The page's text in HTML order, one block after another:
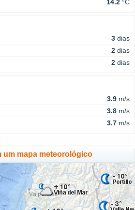
14.2 °C
3 dias
2 dias
2 dias
3.9 m/s
3.8 m/s
3.7 m/s
um mapa meteorológico